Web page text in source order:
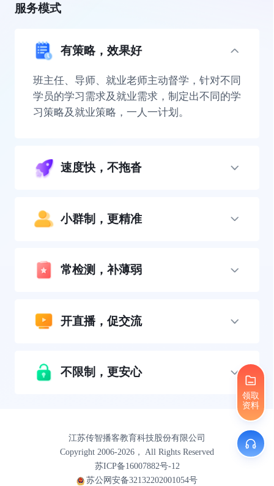
领取
资料
服务模式
有策略，效果好
班主任、导师、就业老师主动督学，针对不同
学员的学习需求及就业需求，制定出不同的学
习策略及就业策略，一人一计划。
速度快，不拖沓
小群制，更精准
常检测，补薄弱
开直播，促交流
不限制，更安心
江苏传智播客教育科技股份有限公司
Copyright 2006-2026， All Rights Reserved
苏ICP备16007882号-12
苏公网安备32132202001054号